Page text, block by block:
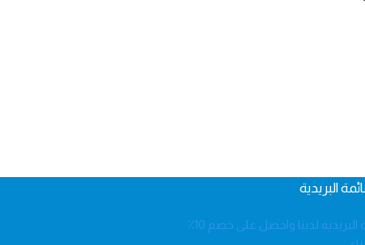
البريدية
اشترك في االقائمة البريدية لدينا واحصل على خصم 10٪